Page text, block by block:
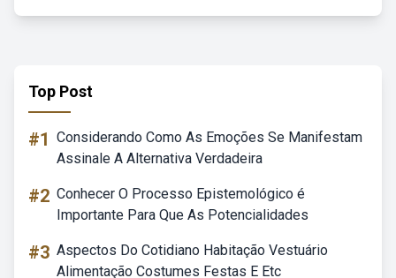
Top Post
#1 Considerando Como As Emoções Se Manifestam
Assinale A Alternativa Verdadeira
#2 Conhecer O Processo Epistemológico é
Importante Para Que As Potencialidades
#3 Aspectos Do Cotidiano Habitação Vestuário
Alimentação Costumes Festas E Etc